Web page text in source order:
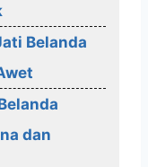
Belanda
dan